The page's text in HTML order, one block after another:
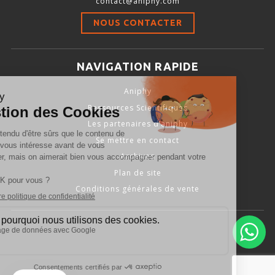
Stimulation-évaluation Thermique
ACTIVITÉ LOCOMOTRICE ET EXPLORATOIRE
COORDINATION ET SENSORI-MOTEUR
RYTHMES CIRCADIENS
DÉVELOPPEMENTS À FAÇON
PORTIQUES & STATIONS D’ANÉSTHÉSIE
ASPIRATEURS ET CARTOUCHES CHARBON ACTIF
ÉVAPORATEURS
NOUS CONTACTER
NAVIGATION RAPIDE
Aniphy
Ressources Scientifiques
Les partenaires d’aniphy
Se mettre en contact
Archives
Plan de site
Conditions générales de vente